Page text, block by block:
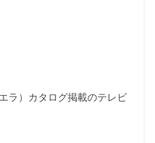
ラ）カタログ掲載のテレビ